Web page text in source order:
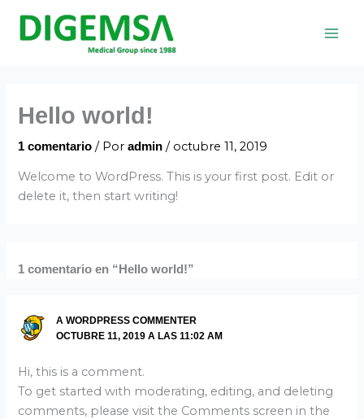
Hello world!
1 comentario / Poradmin/ octubre 11, 2019
Welcome to WordPress. This is your first post. Edit or
delete it, then start writing!
1 comentario en “Hello world!”
A WORDPRESS COMMENTER
OCTUBRE 11, 2019 A LAS 11:02 AM
Hi, this is a comment.
To get started with moderating, editing, and deleting
comments, please visit the Comments screen in the